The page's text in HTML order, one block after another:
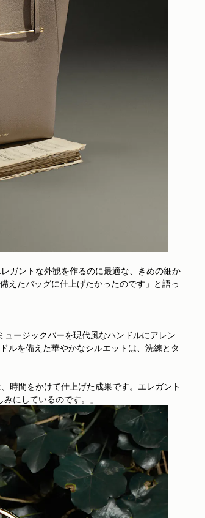
ガントな外観を作るのに最適な、きめの細か
えたバッグに仕上げたかったのです」と語っ
ージックバーを現代風なハンドルにアレン
ルを備えた華やかなシルエットは、洗練とタ
時間をかけて仕上げた成果です。エレガント
にしているのです。」